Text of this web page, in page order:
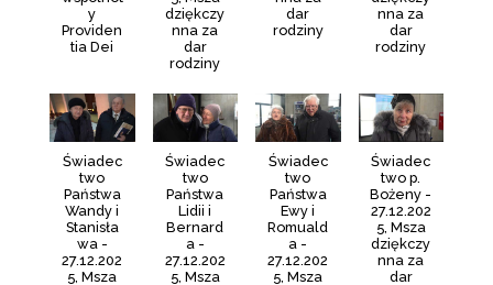
y
Providen
tia Dei
dziękczy
nna za
dar
rodziny
dar
rodziny
nna za
dar
rodziny
Świadec
two
Państwa
Wandy i
Stanisła
wa -
27.12.202
5, Msza
Świadec
two
Państwa
Lidii i
Bernard
a -
27.12.202
5, Msza
Świadec
two
Państwa
Ewy i
Romuald
a -
27.12.202
5, Msza
Świadec
two p.
Bożeny -
27.12.202
5, Msza
dziękczy
nna za
dar